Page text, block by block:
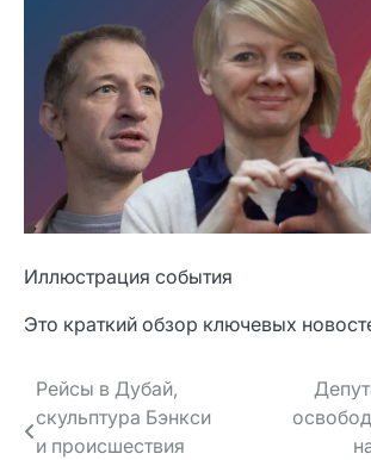
Иллюстрация события
Это краткий обзор ключевых
Навигация
по записям
Рейсы в Дубай,
скульптура Бэнкси
и происшествия